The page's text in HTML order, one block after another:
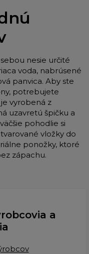
nesie určité
voda, nabrúsené
panvica. Aby ste
potrebujete
vyrobená z
uzavretú špičku a
pohodlie si
vložky do
ponožky, ktoré
zápachu.
a